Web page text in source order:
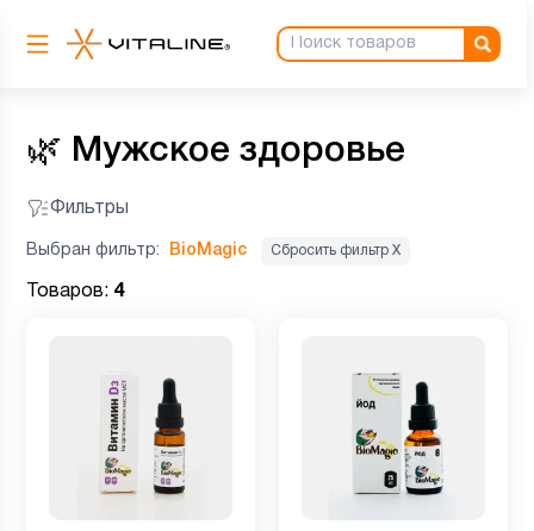
🌿 Мужское здоровье
Фильтры
Выбран фильтр: BioMagic Сбросить фильтр Х
Товаров: 4